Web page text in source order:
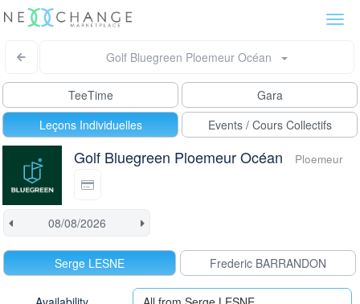
Golf Bluegreen Ploemeur Océan
TeeTime
Gara
Leçons Individuelles
Events / Cours Collectifs
Golf Bluegreen Ploemeur Océan Ploemeur
Serge LESNE Frederic BARRANDON